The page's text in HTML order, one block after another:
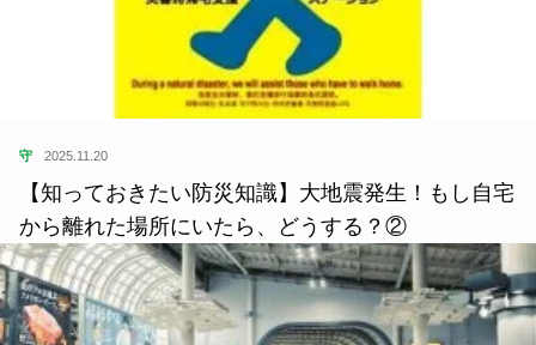
守 2025.11.20
【知っておきたい防災知識】大地震発生！もし自宅
から離れた場所にいたら、どうする？②